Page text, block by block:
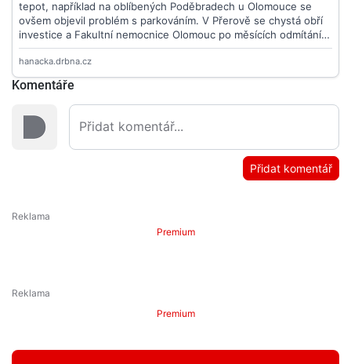
Komentáře
Přidat komentář
Premium
Premium